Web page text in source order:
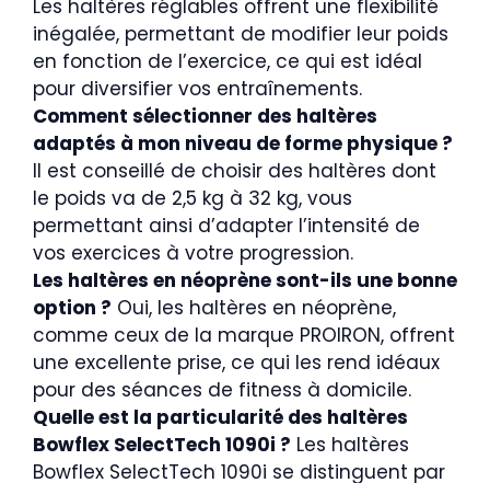
Les haltères réglables offrent une flexibilité
inégalée, permettant de modifier leur poids
en fonction de l’exercice, ce qui est idéal
pour diversifier vos entraînements.
Comment sélectionner des haltères
adaptés à mon niveau de forme physique ?
Il est conseillé de choisir des haltères dont
le poids va de 2,5 kg à 32 kg, vous
permettant ainsi d’adapter l’intensité de
vos exercices à votre progression.
Les haltères en néoprène sont-ils une bonne
option ? Oui, les haltères en néoprène,
comme ceux de la marque PROIRON, offrent
une excellente prise, ce qui les rend idéaux
pour des séances de fitness à domicile.
Quelle est la particularité des haltères
Bowflex SelectTech 1090i ? Les haltères
Bowflex SelectTech 1090i se distinguent par